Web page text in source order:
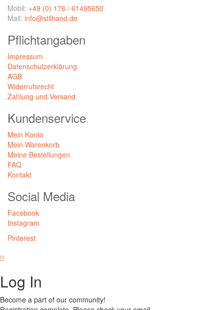
Mobil: +49 (0) 176 / 61495650
Mail: info@stilhand.de
Pflichtangaben
Impressum
Datenschutzerklärung
AGB
Widerrufsrecht
Zahlung und Versand
Kundenservice
Mein Konto
Mein Warenkorb
Meine Bestellungen
FAQ
Kontakt
Social Media
Facebook
Instagram
Pinterest
Log In
Become a part of our community!